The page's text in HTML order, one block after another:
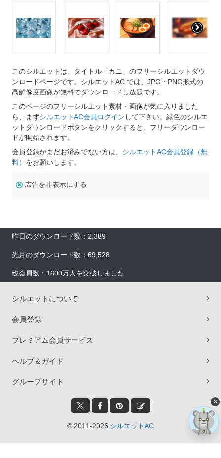
このシルエットは、タイトル「カニ」のフリーシルエットダウ
ンロードページです。シルエットAC では、JPG・PNG形式の
高解像度画像が無料でダウンロードし放題です。
このページのフリーシルエット素材・画像が気に入りました
ら、まずシルエットAC会員ログイン して下さい。緑色のシルエ
ットダウンロードボタンをクリックすると、フリーダウンロー
ドが開始されます。
会員登録がまだお済みでない方は、 シルエットAC会員登録（無
料） をお願いします。
広告を非表示にする
昨日のダウンロード数：2,389
先月のダウンロード数：69,528
総会員数：1600万人を突破しました
シルエットについて
会員登録
プレミアム会員サービス
ヘルプ＆ガイド
グループサイト
© 2011-2026 シルエットAC
×